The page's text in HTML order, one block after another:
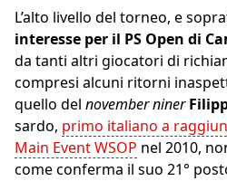
L’alto livello del torneo, e
interesse per il PS Open di
da tanti altri giocatori di
compresi alcuni ritorni
quello del november niner
sardo, primo italiano a
Main Event WSOP nel 2010,
come conferma il suo 21°